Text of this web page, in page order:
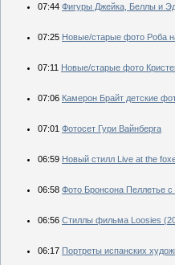
07:44 Фигуры Джейка, Беллы и
07:25 Новые/старые фото Роба
07:11 Новые/старые фото
07:06 Камерон Брайт детские
07:01 Фотосет Гури Вайнберга
06:59 Новый стилл Live at the
06:58 Фото Бронсона Пеллетье
06:56 Стиллы фильма Loosies
06:17 Портреты испанских